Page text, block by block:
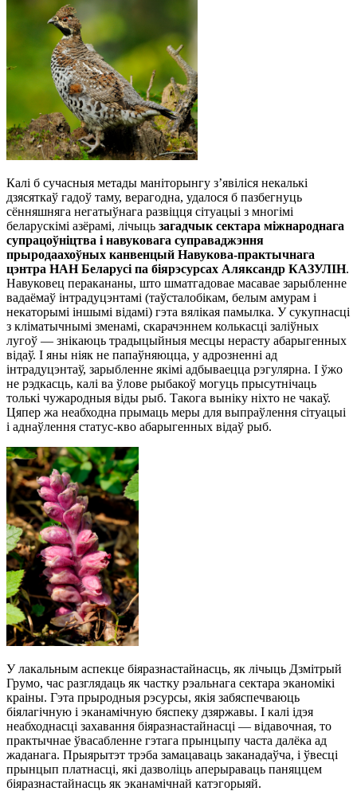
Калі б сучасныя метады маніторынгу з’явіліся некалькі
дзясяткаў гадоў таму, верагодна, удалося б пазбегнуць
сённяшняга негатыўнага развіцця сітуацыі з многімі
беларускімі азёрамі, лічыць загадчык сектара міжнароднага
супрацоўніцтва і навуковага суправаджэння
прыродаахоўных канвенцый Навукова-практычнага
цэнтра НАН Беларусі па біярэсурсах Аляксандр КАЗУЛІН.
Навуковец перакананы, што шматгадовае масавае зарыбленне
вадаёмаў інтрадуцэнтамі (таўсталобікам, белым амурам і
некаторымі іншымі відамі) гэта вялікая памылка. У сукупнасці
з кліматычнымі зменамі, скарачэннем колькасці заліўных
лугоў — знікаюць традыцыйныя месцы нерасту абарыгенных
відаў. І яны ніяк не папаўняюцца, у адрозненні ад
інтрадуцэнтаў, зарыбленне якімі адбываецца рэгулярна. І ўжо
не рэдкасць, калі ва ўлове рыбакоў могуць прысутнічаць
толькі чужародныя віды рыб. Такога выніку ніхто не чакаў.
Цяпер жа неабходна прымаць меры для выпраўлення сітуацыі
і аднаўлення статус-кво абарыгенных відаў рыб.
У лакальным аспекце біяразнастайнасць, як лічыць Дзмітрый
Грумо, час разглядаць як частку рэальнага сектара эканомікі
краіны. Гэта прыродныя рэсурсы, якія забяспечваюць
біялагічную і эканамічную бяспеку дзяржавы. І калі ідэя
неабходнасці захавання біяразнастайнасці — відавочная, то
практычнае ўвасабленне гэтага прынцыпу часта далёка ад
жаданага. Прыярытэт трэба замацаваць заканадаўча, і ўвесці
прынцып платнасці, які дазволіць аперыраваць паняццем
біяразнастайнасць як эканамічнай катэгорыяй.